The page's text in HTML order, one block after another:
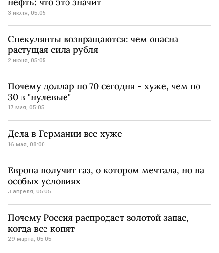
3 июля, 05:05
Спекулянты возвращаются: чем опасна
растущая сила рубля
2 июня, 05:05
Почему доллар по 70 сегодня - хуже, чем по
30 в "нулевые"
17 мая, 05:05
Дела в Германии все хуже
16 мая, 08:00
Европа получит газ, о котором мечтала, но на
особых условиях
3 апреля, 05:05
Почему Россия распродает золотой запас,
когда все копят
29 марта, 05:05